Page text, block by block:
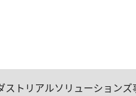
トリアルソリューションズ